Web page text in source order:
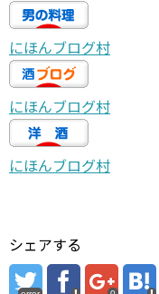
にほんブログ村
にほんブログ村
にほんブログ村
シェアする